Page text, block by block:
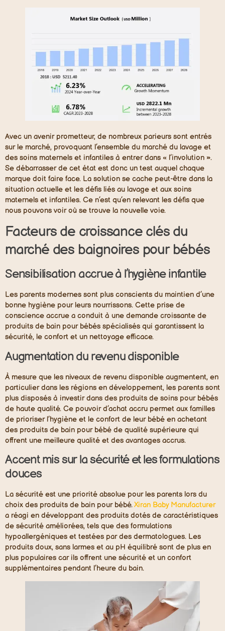
Avec un avenir prometteur, de nombreux parieurs sont entrés
sur le marché, provoquant l’ensemble du marché du lavage et
des soins maternels et infantiles à entrer dans « l’involution ».
Se débarrasser de cet état est donc un test auquel chaque
marque doit faire face. La solution se cache peut-être dans la
situation actuelle et les défis liés au lavage et aux soins
maternels et infantiles. Ce n’est qu’en relevant les défis que
nous pouvons voir où se trouve la nouvelle voie.
Facteurs de croissance clés du
marché des baignoires pour bébés
Sensibilisation accrue à l’hygiène infantile
Les parents modernes sont plus conscients du maintien d’une
bonne hygiène pour leurs nourrissons. Cette prise de
conscience accrue a conduit à une demande croissante de
produits de bain pour bébés spécialisés qui garantissent la
sécurité, le confort et un nettoyage efficace.
Augmentation du revenu disponible
À mesure que les niveaux de revenu disponible augmentent, en
particulier dans les régions en développement, les parents sont
plus disposés à investir dans des produits de soins pour bébés
de haute qualité. Ce pouvoir d’achat accru permet aux familles
de prioriser l’hygiène et le confort de leur bébé en achetant
des produits de bain pour bébé de qualité supérieure qui
offrent une meilleure qualité et des avantages accrus.
Accent mis sur la sécurité et les formulations
douces
La sécurité est une priorité absolue pour les parents lors du
choix des produits de bain pour bébé.Xiran Baby Manufacturer
a réagi en développant des produits dotés de caractéristiques
de sécurité améliorées, tels que des formulations
hypoallergéniques et testées par des dermatologues. Les
produits doux, sans larmes et au pH équilibré sont de plus en
plus populaires car ils offrent une sécurité et un confort
supplémentaires pendant l’heure du bain.